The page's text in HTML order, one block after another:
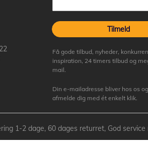
Tilmeld
Få gode tilbud, nyheder,
inspiration, 24 timers tilbud og
mail.
Din e-mailadresse bliver hos os
afmelde dig med ét enkelt klik.
1-2 dage, 60 dages returret, God